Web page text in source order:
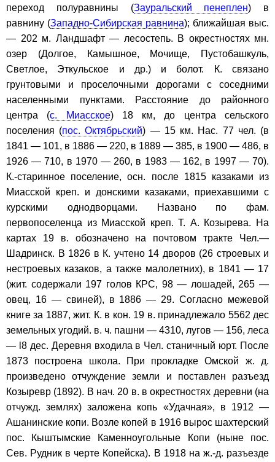
переход полуравнины (Зауральский пенеплен) в
равнину (Западно-Сибирская равнина); ближайшая выс.
— 202 м. Ландшафт — лесостепь. В окрестностях мн.
озер (Долгое, Камышное, Мочище, Пустобашкуль,
Светлое, Эткульское и др.) и болот. К. связано
грунтовыми и проселочными дорогами с соседними
населенными пунктами. Расстояние до районного
центра (с. Миасское) 18 км, до центра сельского
поселения (пос. Октябрьский) — 15 км. Нас. 77 чел. (в
1841 — 101, в 1886 — 220, в 1889 — 385, в 1900 — 486, в
1926 — 710, в 1970 — 260, в 1983 — 162, в 1997 — 70).
К.-старинное поселение, осн. после 1815 казаками из
Миасской креп. и донскими казаками, приехавшими с
курскими однодворцами. Названо по фам.
первопоселенца из Миасской креп. Т. А. Козырева. На
картах 19 в. обозначено на почтовом тракте Чел.—
Шадринск. В 1826 в К. учтено 14 дворов (26 строевых и
нестроевых казаков, а также малолетних), в 1841 — 17
(жит. содержали 197 голов КРС, 98 — лошадей, 265 —
овец, 16 — свиней), в 1886 — 29. Согласно межевой
книге за 1887, жит. К. в кон. 19 в. принадлежало 5562 дес
земельных угодий. в. ч. пашни — 4310, лугов — 156, леса
— l8 дес. Деревня входила в Чел. станичный юрт. После
1873 построена школа. При прокладке Омской ж. д.
произведено отчуждение земли и поставлен разъезд
Козыревр (1892). В нач. 20 в. в окрестностях деревни (на
отчужд. землях) заложена копь «Удачная», в 1912 —
Ашанинские копи. Возле копей в 1916 вырос шахтерский
пос. Кыштымские Каменноугольные Копи (ныне пос.
Сев. Рудник в черте Копейска). В 1918 на ж.-д. разъезде